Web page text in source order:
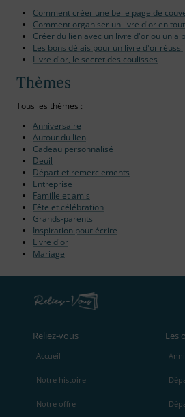
Comment créer une belle page de
Comment organiser un livre d'or en
Créer du lien avec un livre d'or ou un
Les bons délais pour un livre d'or réussi
Livre d'or, le secret des coulisses
Thèmes
Tous les thèmes :
Anniversaire
Autour du lien
Cadeau personnalisé
Deuil
Départ et remerciements
Entreprise
Famille et amis
Fête et célébration
Grands-parents
Inspiration pour écrire
Livre d'or
Mariage
Reliez‑vous
Accueil
Notre histoire
Notre offre
Les